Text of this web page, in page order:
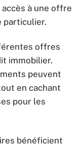
à une offre
particulier.
offres
immobilier.
peuvent
en cachant
pour les
bénéficient